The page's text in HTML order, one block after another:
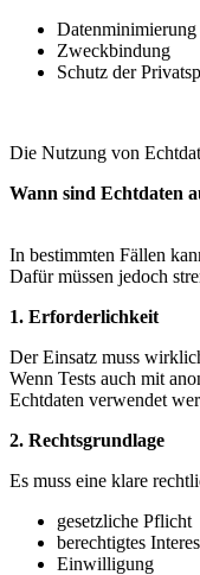
Datenminimierung
Zweckbindung
Schutz der
Die Nutzung von
Wann sind Echtdaten
In bestimmten Fällen
Dafür müssen jedoch
1. Erforderlichkeit
Der Einsatz muss
Wenn Tests auch mit
Echtdaten verwendet
2. Rechtsgrundlage
Es muss eine klare
gesetzliche Pflicht
berechtigtes
Einwilligung